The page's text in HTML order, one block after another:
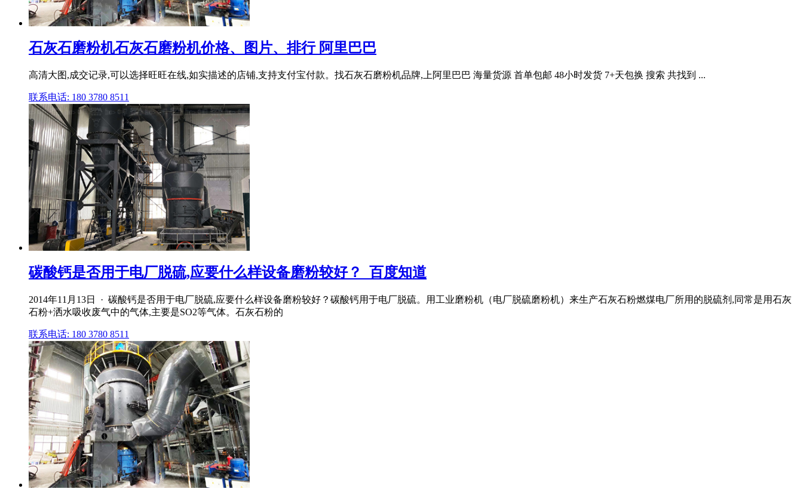
石灰石磨粉机石灰石磨粉机价格、图片、排行 阿里巴巴
高清大图,成交记录,可以选择旺旺在线,如实描述的店铺,支持支付宝付款。找石灰石磨粉机品牌,上阿里巴巴 海量货源 首单包邮 48小时发货 7+天包换 搜索 共找到 ...
联系电话: 180 3780 8511
碳酸钙是否用于电厂脱硫,应要什么样设备磨粉较好？_百度知道
2014年11月13日 · 碳酸钙是否用于电厂脱硫,应要什么样设备磨粉较好？碳酸钙用于电厂脱硫。用工业磨粉机（电厂脱硫磨粉机）来生产石灰石粉燃煤电厂所用的脱硫剂,同常是用石灰
石粉+洒水吸收废气中的气体,主要是SO2等气体。石灰石粉的
联系电话: 180 3780 8511